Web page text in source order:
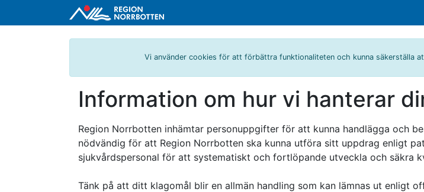
Vi använder cookies för att förbättra funktionaliteten och kunna säkerställa
Information om hur vi hanterar
Region Norrbotten inhämtar personuppgifter för att kunna handlägga och
nödvändig för att Region Norrbotten ska kunna utföra sitt uppdrag enligt
sjukvårdspersonal för att systematiskt och fortlöpande utveckla och säkra
Tänk på att ditt klagomål blir en allmän handling som kan lämnas ut enligt